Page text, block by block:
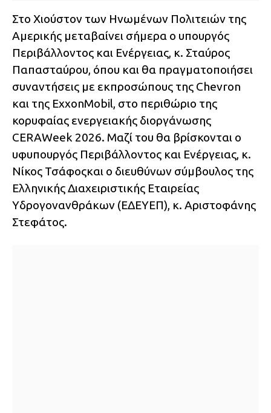
Στο Χιούστον των Ηνωμένων Πολιτειών της
Αμερικής μεταβαίνει σήμερα ο υπουργός
Περιβάλλοντος και Ενέργειας, κ. Σταύρος
Παπασταύρου, όπου και θα πραγματοποιήσει
συναντήσεις με εκπροσώπους της Chevron
και της ExxonMobil, στο περιθώριο της
κορυφαίας ενεργειακής διοργάνωσης
CERAWeek 2026. Μαζί του θα βρίσκονται ο
υφυπουργός Περιβάλλοντος και Ενέργειας, κ.
Νίκος Τσάφοςκαι ο διευθύνων σύμβουλος της
Ελληνικής Διαχειριστικής Εταιρείας
Υδρογονανθράκων (ΕΔΕΥΕΠ), κ. Αριστοφάνης
Στεφάτος.